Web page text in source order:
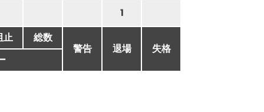
1
止
総数
警告
退場
失格